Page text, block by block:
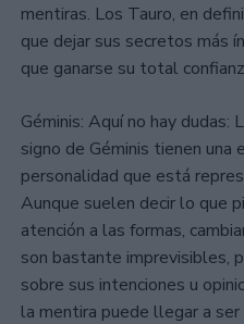
mentiras. Los Tauro, en
que dejar sus secretos más
que ganarse su total
Géminis: Aquí no hay dudas:
signo de Géminis tienen una
personalidad que está
Aunque suelen decir lo que
atención a las formas,
son bastante imprevisibles,
sobre sus intenciones u
la mentira puede llegar a